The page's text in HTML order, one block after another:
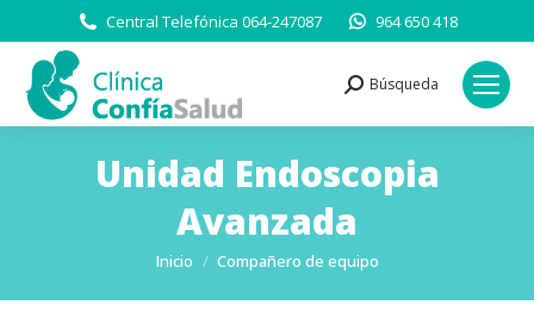
Central Telefónica 064-247087 964 650 418
Buscar:
Búsqueda
Unidad Endoscopia
Avanzada
Estás aquí:
Inicio Compañero de equipo